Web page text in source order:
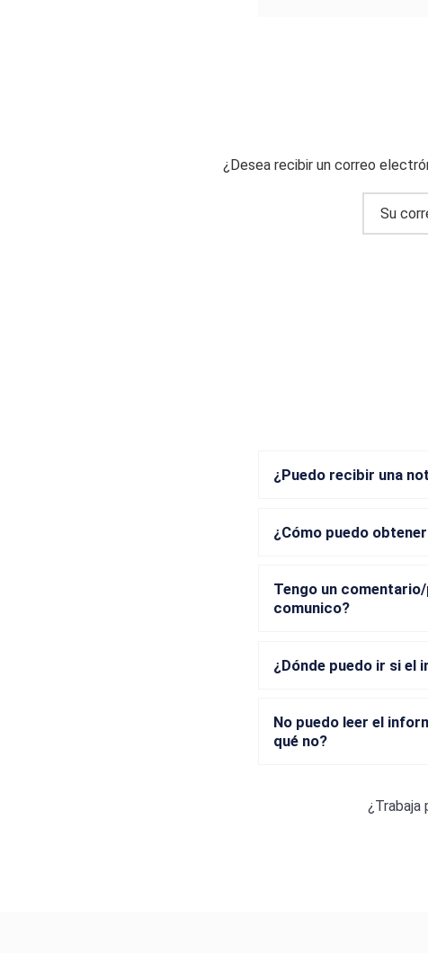
¿Desea recibir un correo
¿Puedo recibir una
¿Cómo puedo
Tengo un
comunico?
¿Dónde puedo ir si el
No puedo leer el
qué no?
¿Trabaja